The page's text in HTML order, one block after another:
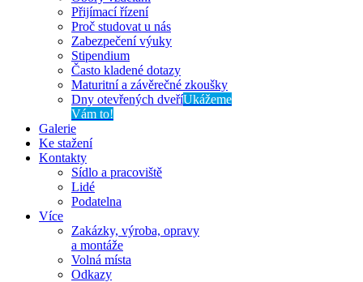
Přijímací řízení
Proč studovat u nás
Zabezpečení výuky
Stipendium
Často kladené dotazy
Maturitní a závěrečné zkoušky
Dny otevřených dveříUkážeme
Vám to!
Galerie
Ke stažení
Kontakty
Sídlo a pracoviště
Lidé
Podatelna
Více
Zakázky, výroba, opravy
a montáže
Volná místa
Odkazy